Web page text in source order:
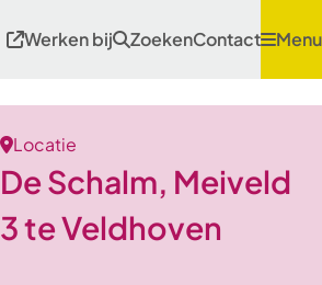
Werken bij ZoekenContact Menu
Locatie
De Schalm, Meiveld
3 te Veldhoven